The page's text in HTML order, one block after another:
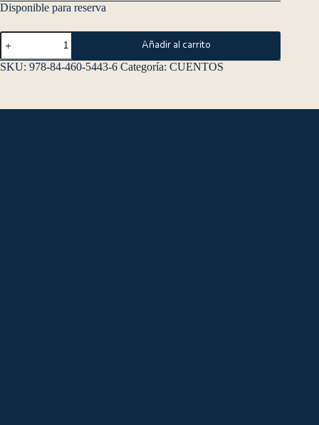
Disponible para reserva
Añadir al carrito
SKU: 978-84-460-5443-6 Categoría: CUENTOS